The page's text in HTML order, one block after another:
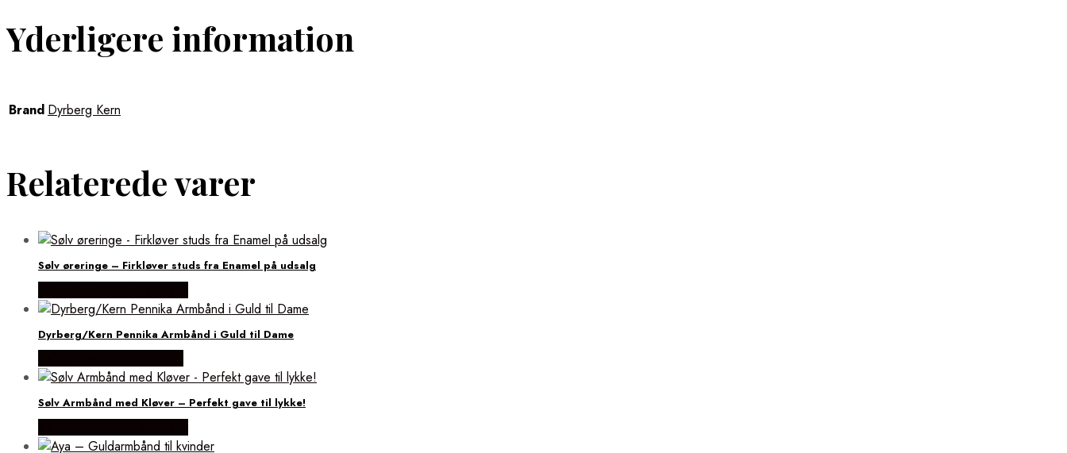
Yderligere information
Brand Dyrberg Kern
Relaterede varer
Sølv øreringe – Firkløver studs fra Enamel på udsalg
Dyrberg/Kern Pennika Armbånd i Guld til Dame
Sølv Armbånd med Kløver – Perfekt gave til lykke!